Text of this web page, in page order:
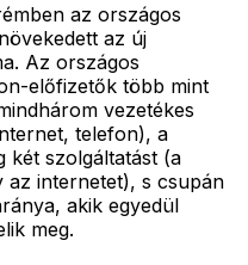
az országos
az új
Az országos
előfizetők több mint
vezetékes
telefon), a
két szolgáltatást (a
az internetet), s csupán
akik egyedül
meg.